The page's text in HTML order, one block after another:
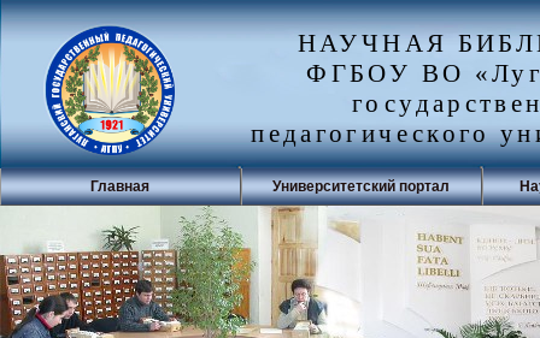
НАУЧНАЯ
ФГБОУ ВО
педагогического
Главная Университетский портал